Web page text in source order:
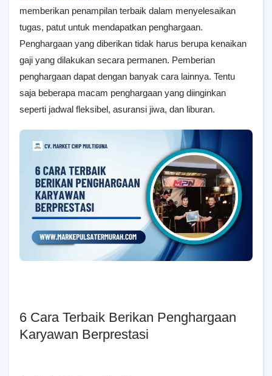
memberikan penampilan terbaik dalam menyelesaikan
tugas, patut untuk mendapatkan penghargaan.
Penghargaan yang diberikan tidak harus berupa kenaikan
gaji yang dilakukan secara permanen. Pemberian
penghargaan dapat dengan banyak cara lainnya. Tentu
saja beberapa macam penghargaan yang diinginkan
seperti jadwal fleksibel, asuransi jiwa, dan liburan.
6 Cara Terbaik Berikan Penghargaan
Karyawan Berprestasi